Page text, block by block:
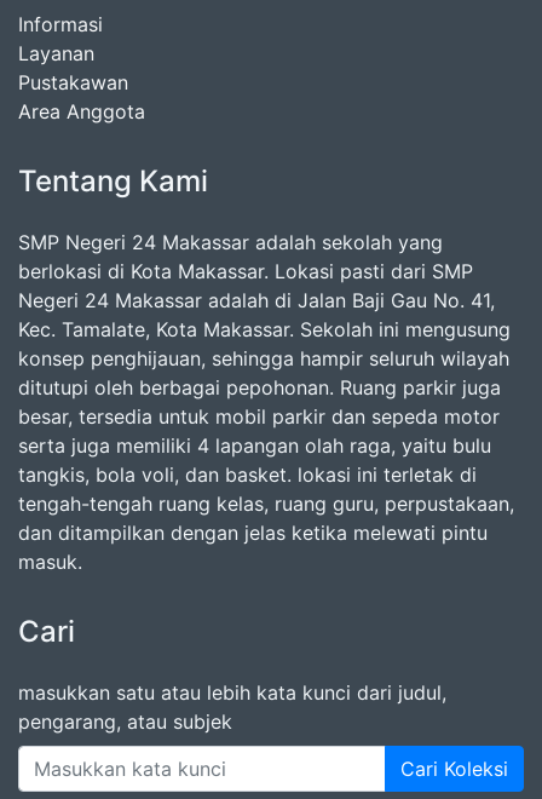
Informasi
Layanan
Pustakawan
Area Anggota
Tentang Kami
SMP Negeri 24 Makassar adalah sekolah yang
berlokasi di Kota Makassar. Lokasi pasti dari SMP
Negeri 24 Makassar adalah di Jalan Baji Gau No. 41,
Kec. Tamalate, Kota Makassar. Sekolah ini mengusung
konsep penghijauan, sehingga hampir seluruh wilayah
ditutupi oleh berbagai pepohonan. Ruang parkir juga
besar, tersedia untuk mobil parkir dan sepeda motor
serta juga memiliki 4 lapangan olah raga, yaitu bulu
tangkis, bola voli, dan basket. lokasi ini terletak di
tengah-tengah ruang kelas, ruang guru, perpustakaan,
dan ditampilkan dengan jelas ketika melewati pintu
masuk.
Cari
masukkan satu atau lebih kata kunci dari judul,
pengarang, atau subjek
Cari Koleksi